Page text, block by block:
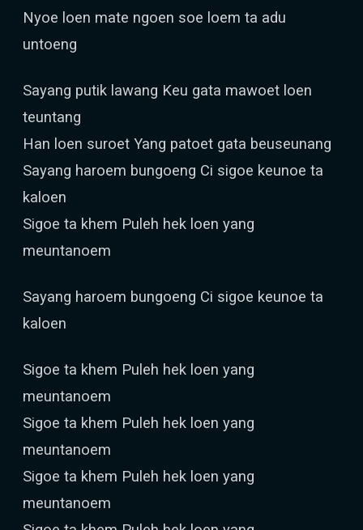
Nyoe loen mate ngoen soe loem ta adu
untoeng
Sayang putik lawang Keu gata mawoet loen
teuntang
Han loen suroet Yang patoet gata beuseunang
Sayang haroem bungoeng Ci sigoe keunoe ta
kaloen
Sigoe ta khem Puleh hek loen yang
meuntanoem
Sayang haroem bungoeng Ci sigoe keunoe ta
kaloen
Sigoe ta khem Puleh hek loen yang
meuntanoem
Sigoe ta khem Puleh hek loen yang
meuntanoem
Sigoe ta khem Puleh hek loen yang
meuntanoem